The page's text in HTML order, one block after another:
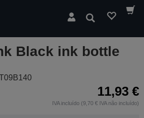
Pesquisar
Black ink bottle
11,93 €
IVA incluído (9,70 € IVA não incluído)